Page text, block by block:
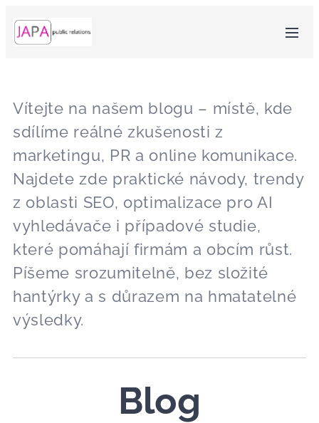
Vítejte na našem blogu – místě, kde
sdílíme reálné zkušenosti z
marketingu, PR a online komunikace.
Najdete zde praktické návody, trendy
z oblasti SEO, optimalizace pro AI
vyhledávače i případové studie,
které pomáhají firmám a obcím růst.
Píšeme srozumitelně, bez složité
hantýrky a s důrazem na hmatatelné
výsledky.
Blog